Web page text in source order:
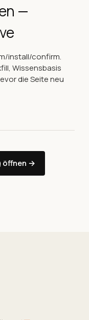
—
install/confirm.
Wissensbasis
die Seite neu
öffnen →